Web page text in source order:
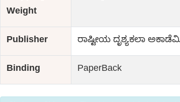
Weight
Publisher ರಾಷ್ಟೀಯ ದೃಶ್ಯಕಲಾ
Binding PaperBack